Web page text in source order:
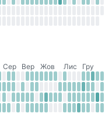
Сер Вер Жов Лис
Гру